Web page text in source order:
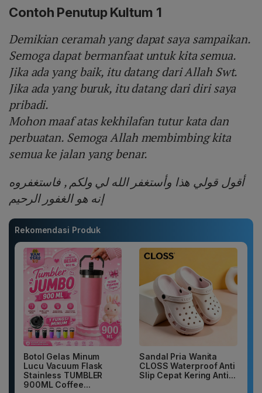
Contoh Penutup Kultum 1
Demikian ceramah yang dapat saya sampaikan.
Semoga dapat bermanfaat untuk kita semua.
Jika ada yang baik, itu datang dari Allah Swt.
Jika ada yang buruk, itu datang dari diri saya
pribadi.
Mohon maaf atas kekhilafan tutur kata dan
perbuatan. Semoga Allah membimbing kita
semua ke jalan yang benar.
أقول قولي هذا وأستغفر الله لي ولكم , فاستغفروه
إنه هو الغفور الرحيم
Rekomendasi Produk
Botol Gelas Minum
Lucu Vacuum Flask
Stainless TUMBLER
900ML Coffee...
Sandal Pria Wanita
CLOSS Waterproof Anti
Slip Cepat Kering Anti...